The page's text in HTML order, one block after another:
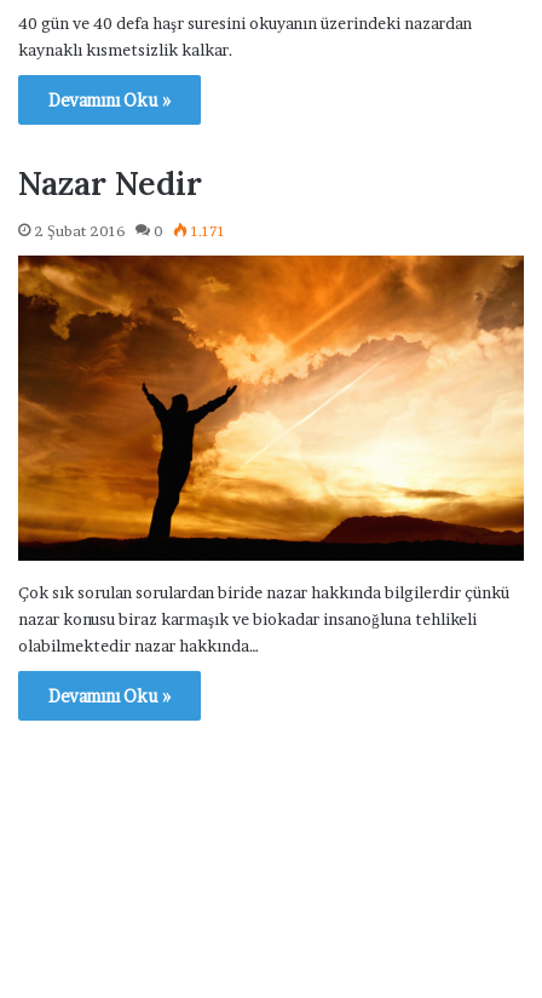
40 gün ve 40 defa haşr suresini okuyanın üzerindeki nazardan
kaynaklı kısmetsizlik kalkar.
Devamını Oku »
Nazar Nedir
2 Şubat 2016 0 1.171
Çok sık sorulan sorulardan biride nazar hakkında bilgilerdir çünkü
nazar konusu biraz karmaşık ve biokadar insanoğluna tehlikeli
olabilmektedir nazar hakkında…
Devamını Oku »